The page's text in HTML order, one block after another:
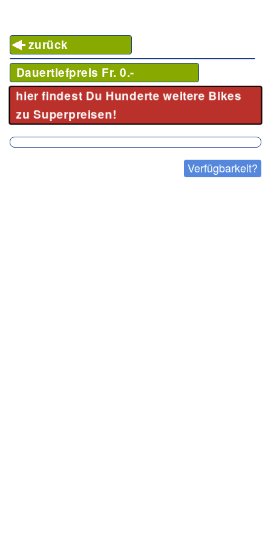
zurück
Dauertiefpreis Fr. 0.-
hier findest Du Hunderte weitere Bikes
zu Superpreisen!
Verfügbarkeit?